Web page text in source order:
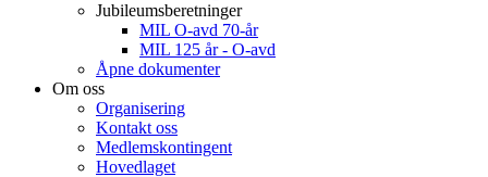
Jubileumsberetninger
MIL O-avd 70-år
MIL 125 år - O-avd
Åpne dokumenter
Om oss
Organisering
Kontakt oss
Medlemskontingent
Hovedlaget